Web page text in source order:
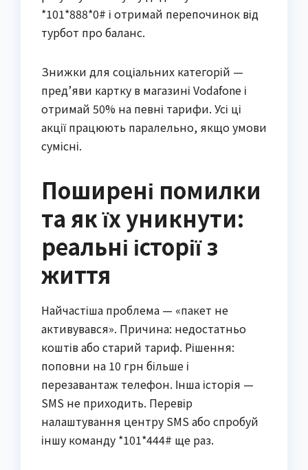
*101*888*0# і отримай перепочинок від
турбот про баланс.
Знижки для соціальних категорій —
пред’яви картку в магазині Vodafone і
отримай 50% на певні тарифи. Усі ці
акції працюють паралельно, якщо умови
сумісні.
Поширені помилки
та як їх уникнути:
реальні історії з
життя
Найчастіша проблема — «пакет не
активувався». Причина: недостатньо
коштів або старий тариф. Рішення:
поповни на 10 грн більше і
перезавантаж телефон. Інша історія —
SMS не приходить. Перевір
налаштування центру SMS або спробуй
іншу команду *101*444# ще раз.